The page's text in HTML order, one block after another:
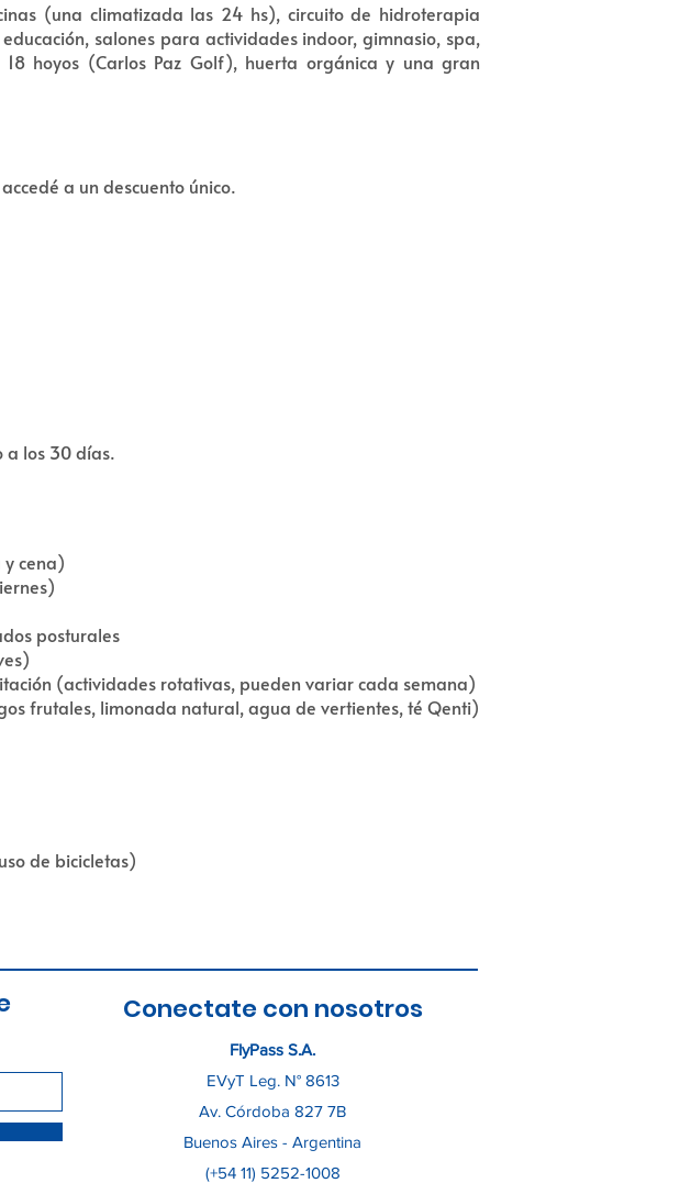
(una climatizada las 24 hs), circuito de hidroterapia
salones para actividades indoor, gimnasio, spa,
hoyos (Carlos Paz Golf), huerta orgánica y una gran
a un descuento único.
a los 30 días.
cena)
posturales
(actividades rotativas, pueden variar cada semana)
frutales, limonada natural, agua de vertientes, té Qenti)
de bicicletas)
Conectate con nosotros
FlyPass S.A.
EVyT Leg. N° 8613
Av. Córdoba 827 7B
Buenos Aires - Argentina
(+54 11) 5252-1008